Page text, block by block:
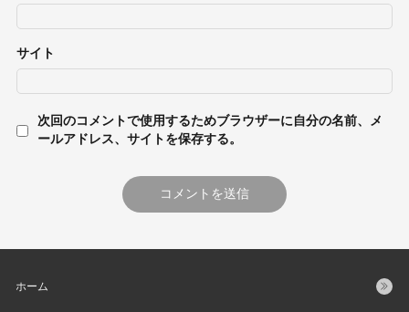
サイト
次回のコメントで使用するためブラウザーに自分の名前、メ
ールアドレス、サイトを保存する。
ホーム